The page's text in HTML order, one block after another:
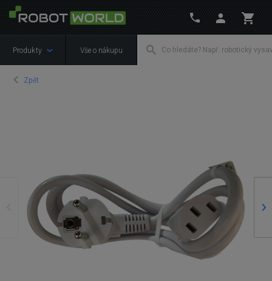
Produkty Vše o nákupu
Zpět
Předchozí